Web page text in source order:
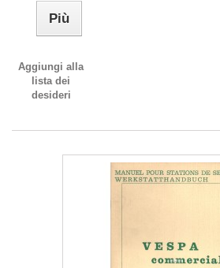
Più
Aggiungi alla
lista dei
desideri